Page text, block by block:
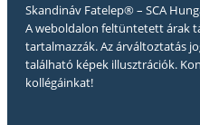
Skandináv Fatelep® – SCA
A weboldalon feltüntetett árak
tartalmazzák. Az árváltoztatás
található képek illusztrációk.
kollégáinkat!